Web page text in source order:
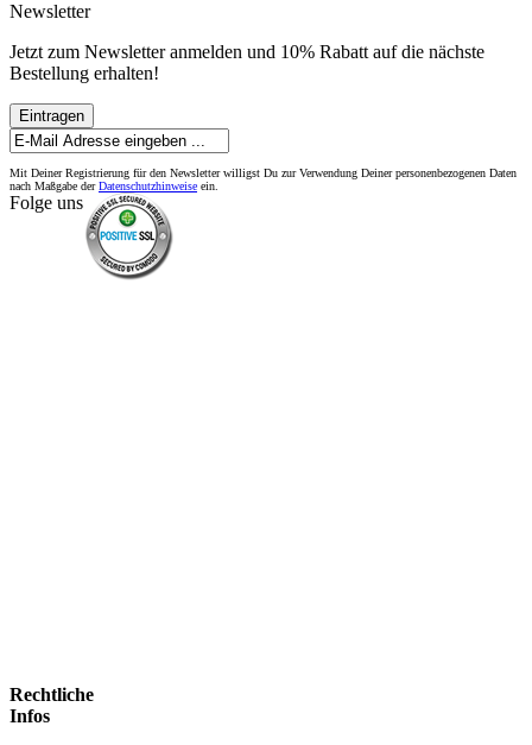
Newsletter
Jetzt zum Newsletter anmelden und 10% Rabatt auf die nächste
Bestellung erhalten!
Eintragen
Mit Deiner Registrierung für den Newsletter willigst Du zur Verwendung Deiner personenbezogenen Daten
nach Maßgabe derDatenschutzhinweise ein.
Folge uns
Rechtliche
Infos